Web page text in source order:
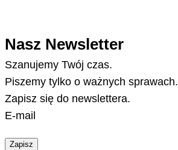
Nasz Newsletter
Szanujemy Twój czas.
Piszemy tylko o ważnych sprawach.
Zapisz się do newslettera.
E-mail
Zapisz